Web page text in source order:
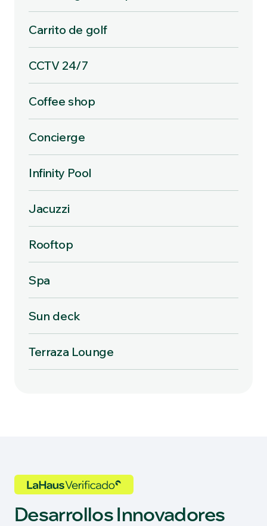
Carrito de golf
CCTV 24/7
Coffee shop
Concierge
Infinity Pool
Jacuzzi
Rooftop
Spa
Sun deck
Terraza Lounge
Desarrollos Innovadores